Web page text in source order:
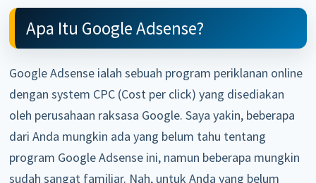
Apa Itu Google Adsense?
Google Adsense ialah sebuah program periklanan online
dengan system CPC (Cost per click) yang disediakan
oleh perusahaan raksasa Google. Saya yakin, beberapa
dari Anda mungkin ada yang belum tahu tentang
program Google Adsense ini, namun beberapa mungkin
sudah sangat familiar. Nah, untuk Anda yang belum